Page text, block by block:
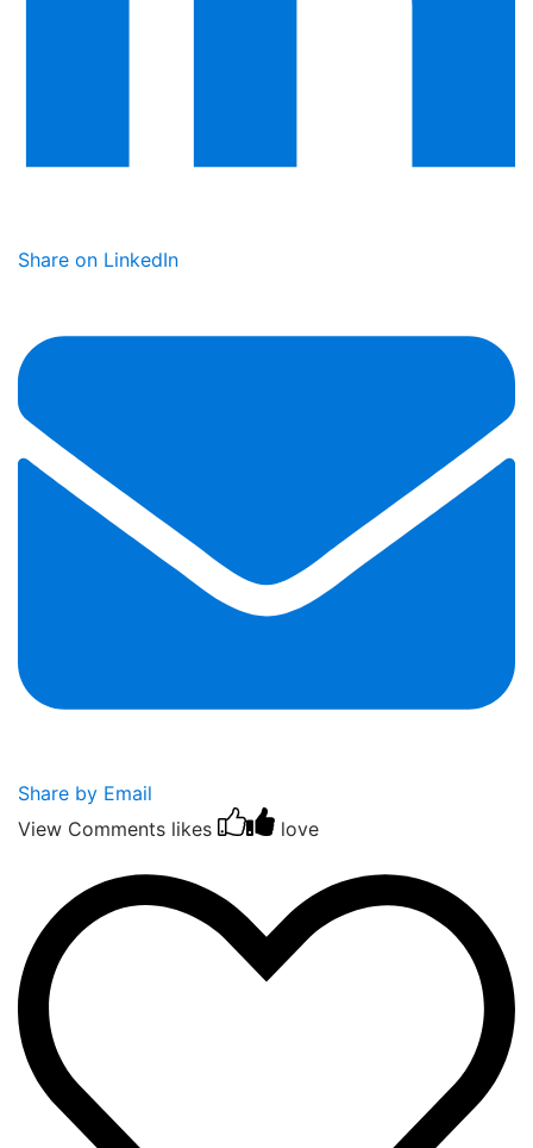
Share on LinkedIn
Share by Email
View Comments likes love